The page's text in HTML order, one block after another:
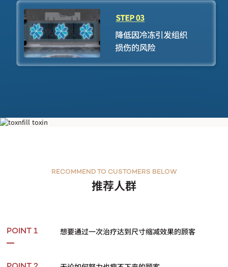
推荐人群
RECOMMEND TO CUSTOMERS BELOW
POINT 1 想要通过一次治疗达到尺寸缩减效果的顾客